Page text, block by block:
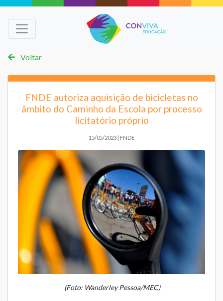
Voltar
FNDE autoriza aquisição de bicicletas no
âmbito do Caminho da Escola por processo
licitatório próprio
15/05/2023 | FNDE
(Foto: Wanderley Pessoa/MEC)